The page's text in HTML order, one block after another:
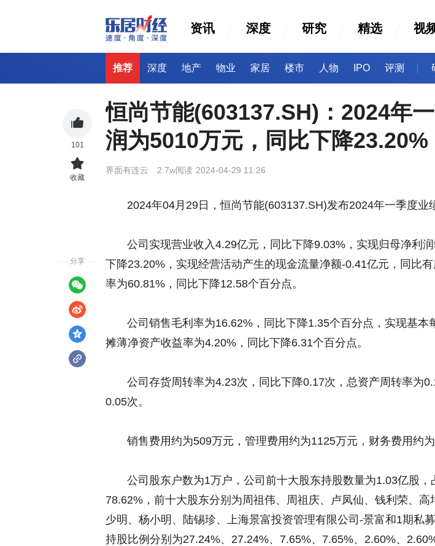
资讯 深度 研究 精选 视
推荐 深度 地产 物业 家居 楼市 人物 IPO 评测
恒尚节能(603137.SH)：2024年
润为5010万元，同比下降23.20%
界面有连云 2.7w阅读 2024-04-29 11:26
2024年04月29日，恒尚节能(603137.SH)发布2024年一季度业
公司实现营业收入4.29亿元，同比下降9.03%，实现归母净利润
下降23.20%，实现经营活动产生的现金流量净额-0.41亿元，同比
率为60.81%，同比下降12.58个百分点。
公司销售毛利率为16.62%，同比下降1.35个百分点，实现基本
摊薄净资产收益率为4.20%，同比下降6.31个百分点。
公司存货周转率为4.23次，同比下降0.17次，总资产周转率为
0.05次。
销售费用约为509万元，管理费用约为1125万元，财务费用约为
公司股东户数为1万户，公司前十大股东持股数量为1.03亿股，
78.62%，前十大股东分别为周祖伟、周祖庆、卢凤仙、钱利荣、高
少明、杨小明、陆锡珍、上海景富投资管理有限公司-景富和1期私
持股比例分别为27.24%、27.24%、7.65%、7.65%、2.60%、
101
收藏
分享